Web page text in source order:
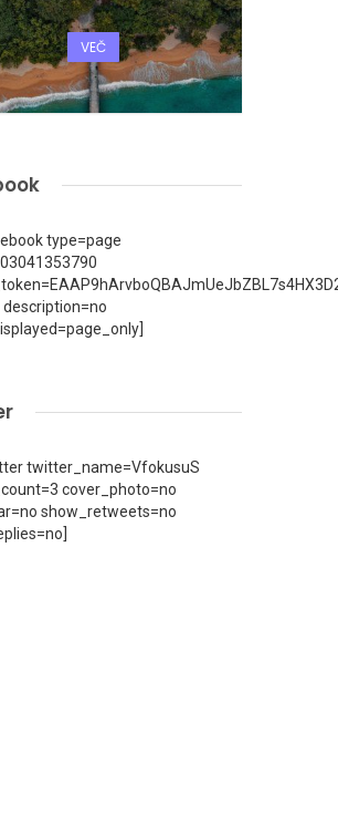
VEČ
type=page
twitter_name=VfokusuS
cover_photo=no
show_retweets=no